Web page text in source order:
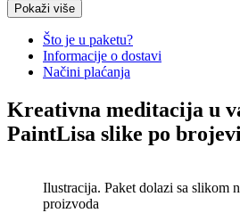
Pokaži više
Što je u paketu?
Informacije o dostavi
Načini plaćanja
Kreativna meditacija u
PaintLisa slike po
Ilustracija. Paket dolazi sa slikom
proizvoda